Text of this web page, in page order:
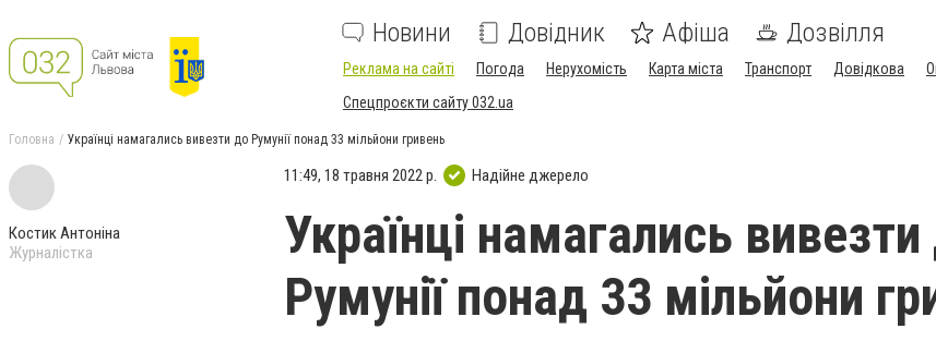
Новини Довідник Афіша Дозвілля
Реклама на сайті Погода Нерухомість Карта міста Транспорт Довідкова
Спецпроєкти сайту 032.ua
Головна Українці намагались вивезти до Румунії понад 33 мільйони гривень
Костик Антоніна
Журналістка
11:49, 18 травня 2022 р. Надійне джерело
Українці намагались
Румунії понад 33 мільйони